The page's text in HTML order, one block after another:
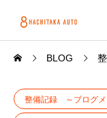
BLOG
整備記録 ～ブログメ